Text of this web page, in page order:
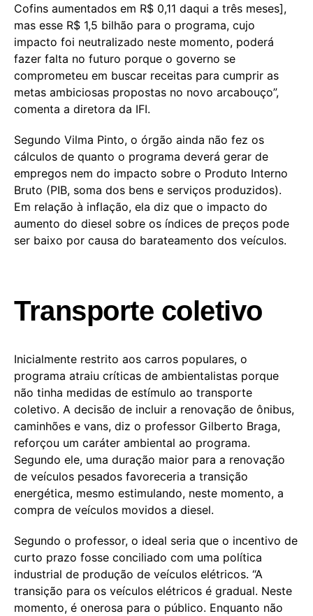
Cofins aumentados em R$ 0,11 daqui a três meses],
mas esse R$ 1,5 bilhão para o programa, cujo
impacto foi neutralizado neste momento, poderá
fazer falta no futuro porque o governo se
comprometeu em buscar receitas para cumprir as
metas ambiciosas propostas no novo arcabouço”,
comenta a diretora da IFI.
Segundo Vilma Pinto, o órgão ainda não fez os
cálculos de quanto o programa deverá gerar de
empregos nem do impacto sobre o Produto Interno
Bruto (PIB, soma dos bens e serviços produzidos).
Em relação à inflação, ela diz que o impacto do
aumento do diesel sobre os índices de preços pode
ser baixo por causa do barateamento dos veículos.
Transporte coletivo
Inicialmente restrito aos carros populares, o
programa atraiu críticas de ambientalistas porque
não tinha medidas de estímulo ao transporte
coletivo. A decisão de incluir a renovação de ônibus,
caminhões e vans, diz o professor Gilberto Braga,
reforçou um caráter ambiental ao programa.
Segundo ele, uma duração maior para a renovação
de veículos pesados favoreceria a transição
energética, mesmo estimulando, neste momento, a
compra de veículos movidos a diesel.
Segundo o professor, o ideal seria que o incentivo de
curto prazo fosse conciliado com uma política
industrial de produção de veículos elétricos. “A
transição para os veículos elétricos é gradual. Neste
momento, é onerosa para o público. Enquanto não